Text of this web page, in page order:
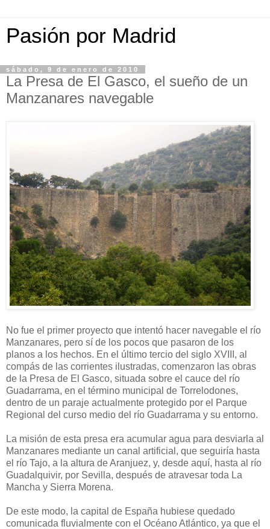
Pasión por Madrid
sábado, 9 de enero de 2010
La Presa de El Gasco, el sueño de un
Manzanares navegable
No fue el primer proyecto que intentó hacer navegable el río
Manzanares, pero sí de los pocos que pasaron de los
planos a los hechos. En el último tercio del siglo XVIII, al
compás de las corrientes ilustradas, comenzaron las obras
de la Presa de El Gasco, situada sobre el cauce del río
Guadarrama, en el término municipal de Torrelodones,
dentro de un paraje actualmente protegido por el Parque
Regional del curso medio del río Guadarrama y su entorno.
La misión de esta presa era acumular agua para desviarla al
Manzanares mediante un canal artificial, que seguiría hasta
el río Tajo, a la altura de Aranjuez, y, desde aquí, hasta al río
Guadalquivir, por Sevilla, después de atravesar toda La
Mancha y Sierra Morena.
De este modo, la capital de España hubiese quedado
comunicada fluvialmente con el Océano Atlántico, ya que el